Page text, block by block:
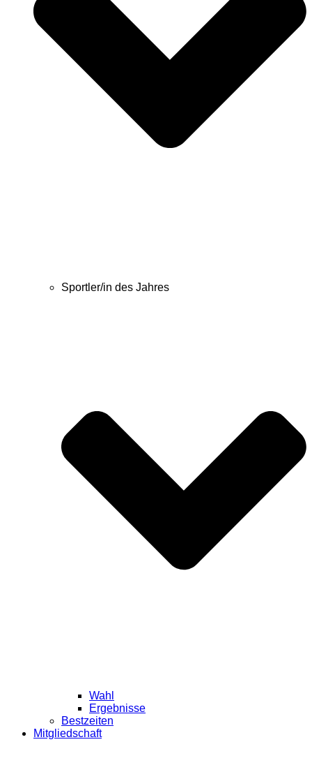
Sportler/in des Jahres
Wahl
Ergebnisse
Bestzeiten
Mitgliedschaft